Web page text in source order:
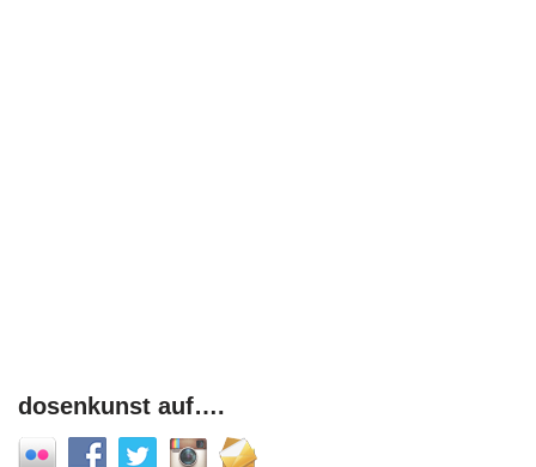
dosenkunst auf….